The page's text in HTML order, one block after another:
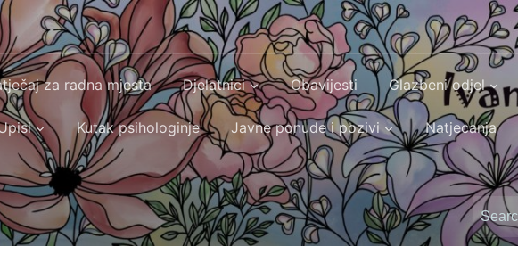
za radna mjesta Djelatnici Obavijesti Glazbeni odjel
Kutak psihologinje Javne ponude i pozivi Natjecanja
Search
for: